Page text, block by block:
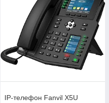
IP-телефон Fanvil X5U